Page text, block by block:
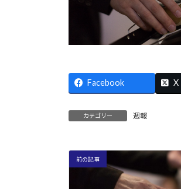
Facebook X
カテゴリー 週報
前の記事